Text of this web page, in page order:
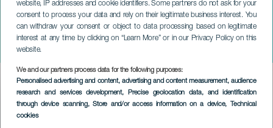
website, IP addresses and cookie identifiers. Some partners do not ask for your
consent to process your data and rely on their legitimate business interest. You
can withdraw your consent or object to data processing based on legitimate
interest at any time by clicking on “Learn More” or in our Privacy Policy on this
website.
We and our partners process data for the following purposes:
Personalised advertising and content, advertising and content measurement, audience
research and services development, Precise geolocation data, and identification
through device scanning, Store and/or access information on a device, Technical
cookies
Ohně ze San Juanu
LA GRACIOSA
Imagen
Listado